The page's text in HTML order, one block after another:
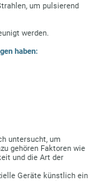
um pulsierend
werden.
haben:
untersucht, um
gehören Faktoren wie
und die Art der
Geräte künstlich ein